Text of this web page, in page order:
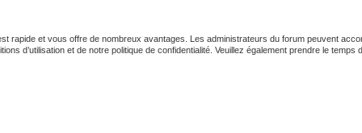
rapide et vous offre de nombreux avantages. Les administrateurs du forum peuvent
d’utilisation et de notre politique de confidentialité. Veuillez également prendre le